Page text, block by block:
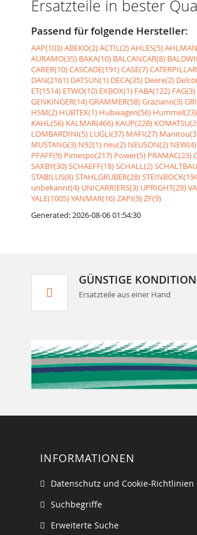
Ersatzteile in bester
Passend für folgende Hersteller:
AAP(103)ABEKO(2)ACTIL(2)AHLES(5)
AURAMO(35) BAKA(10) BALCANCAR(8)
CARER(10)CASCADE(191)CASE(7)
DAN(2161) DATSUN(1) DECA(35) Deere(2)
ET(1514) ETWO(10) EXBOX(1) FABA(122) FAG(3)
GENKINGER(14)GRAMMER(58)Graziano(3)
HSM(2) HUBTEX(1) Hubwagen(56) Hummel(23)
KAHL(56) KALMAR(466) KAUP(228)
LOMBARDINI(5) LUGLI(37) MAFI(27)
MUSTANG(3) N92(1) neu(2) NEUSON(2) NEW(4)
PFAFF(9) Pimespo(217) Power(5) PRAMAC(23)
SAXBY(30)SCHAEFF(18)SCHALL(2)
STABILUS(8)STAHLGRUBER(28)
unbekannt(4) UNICARRIERS(3) UPRIGHT(28)
YALE(1005)YANMAR(16)ZAPI(9)ZF(9)
Generated: 2026-08-06 01:54:30
GÜNSTIGE
Ersatzteile aus einer Hand
INFORMATIONEN
Datenschutz und Cookie-Richtlinien
Suchbegriffe
Erweiterte Suche